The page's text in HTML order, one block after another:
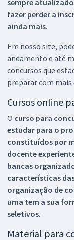
sempre
fazer perder a
ainda mais.
Em nosso site,
andamento e até
concursos que
preparar com mais
Cursos online
O curso para
estudar para o
constituídos por
docente
bancas
características
organização de
uma tem a sua
seletivos.
Material para